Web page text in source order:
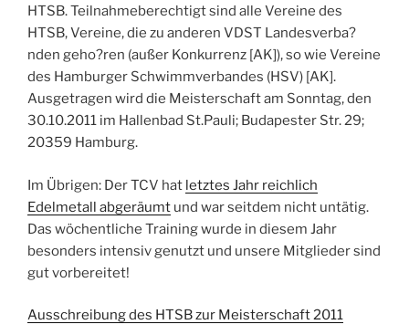
HTSB. Teilnahmeberechtigt sind alle Vereine des
HTSB, Vereine, die zu anderen VDST Landesverba?
nden geho?ren (außer Konkurrenz [AK]), so wie Vereine
des Hamburger Schwimmverbandes (HSV) [AK].
Ausgetragen wird die Meisterschaft am Sonntag, den
30.10.2011 im Hallenbad St.Pauli; Budapester Str. 29;
20359 Hamburg.
Im Übrigen: Der TCV hat letztes Jahr reichlich
Edelmetall abgeräumt und war seitdem nicht untätig.
Das wöchentliche Training wurde in diesem Jahr
besonders intensiv genutzt und unsere Mitglieder sind
gut vorbereitet!
Ausschreibung des HTSB zur Meisterschaft 2011